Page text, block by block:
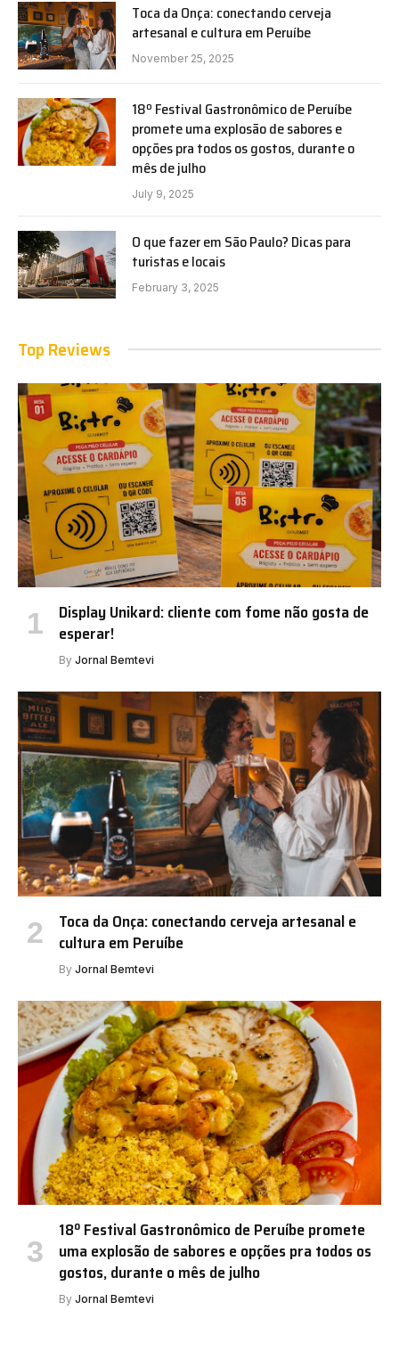
Toca da Onça: conectando cerveja
artesanal e cultura em Peruíbe
November 25, 2025
18º Festival Gastronômico de Peruíbe
promete uma explosão de sabores e
opções pra todos os gostos, durante o
mês de julho
July 9, 2025
O que fazer em São Paulo? Dicas para
turistas e locais
February 3, 2025
Top Reviews
Display Unikard: cliente com fome não gosta de
esperar!
By Jornal Bemtevi
Toca da Onça: conectando cerveja artesanal e
cultura em Peruíbe
By Jornal Bemtevi
18º Festival Gastronômico de Peruíbe promete
uma explosão de sabores e opções pra todos os
gostos, durante o mês de julho
By Jornal Bemtevi